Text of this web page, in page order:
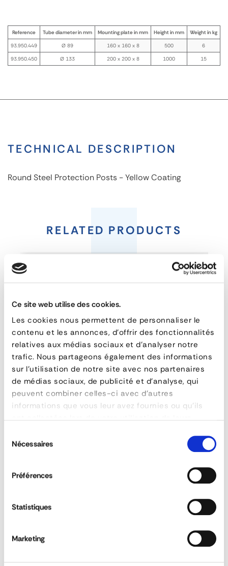
Ce site web utilise des cookies.
Les cookies nous permettent de personnaliser le
contenu et les annonces, d'offrir des fonctionnalités
relatives aux médias sociaux et d'analyser notre
trafic. Nous partageons également des informations
sur l'utilisation de notre site avec nos partenaires
de médias sociaux, de publicité et d'analyse, qui
peuvent combiner celles-ci avec d'autres
informations que vous leur avez fournies ou qu'ils
duNécessaires
Préférences
Statistiques
Marketing
Reference Tube diameter in mm Mounting plate in mm Height in mm
Weight in kg
93.950.449
Ø 89 160 x 160 x 8 500
6
93.950.450
Ø 133 200 x 200 x 8 1000 15
TECHNICAL DESCRIPTION
Round Steel Protection Posts - Yellow Coating
Posts
FEATURES
reference
93.950.449
hauteur
platine 160x160x8
diamètre
ASK FOR A QUOTE
RELATED PRODUCTS
QUESTIONS & ANSWERS